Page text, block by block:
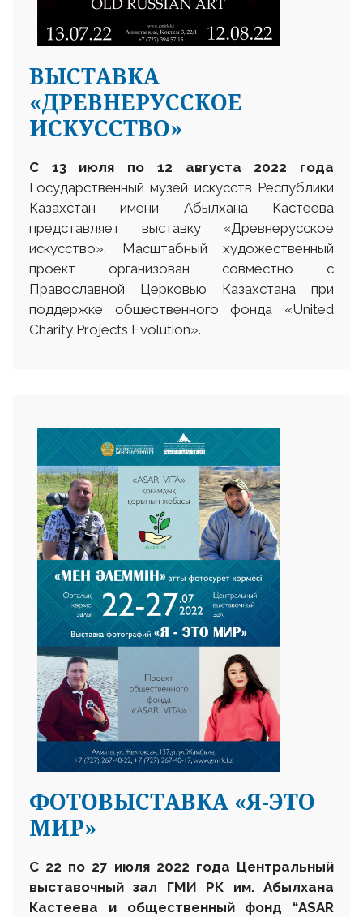
ВЫСТАВКА
«ДРЕВНЕРУССКОЕ
ИСКУССТВО»
С 13июля по 12 августа 2022 года
Государственный музей искусств Республики
Казахстан имени Абылхана Кастеева
представляет выставку «Древнерусское
искусство». Масштабный художественный
проект организован совместно с
Православной Церковью Казахстана при
поддержке общественного фонда «United
Charity Projects Evolution».
ФОТОВЫСТАВКА «Я-ЭТО
МИР»
С 22 по 27 июля 2022 года Центральный
выставочный зал ГМИ РК им. Абылхана
Кастеева и общественный фонд “ASAR